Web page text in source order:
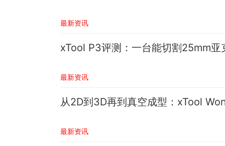
最新资讯
xTool P3评测：一台能切割25mm亚
最新资讯
从2D到3D再到真空成型：xTool
最新资讯